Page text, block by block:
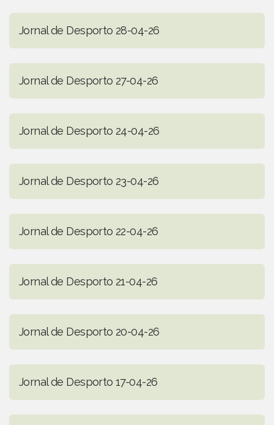
Jornal de Desporto 28-04-26
Jornal de Desporto 27-04-26
Jornal de Desporto 24-04-26
Jornal de Desporto 23-04-26
Jornal de Desporto 22-04-26
Jornal de Desporto 21-04-26
Jornal de Desporto 20-04-26
Jornal de Desporto 17-04-26